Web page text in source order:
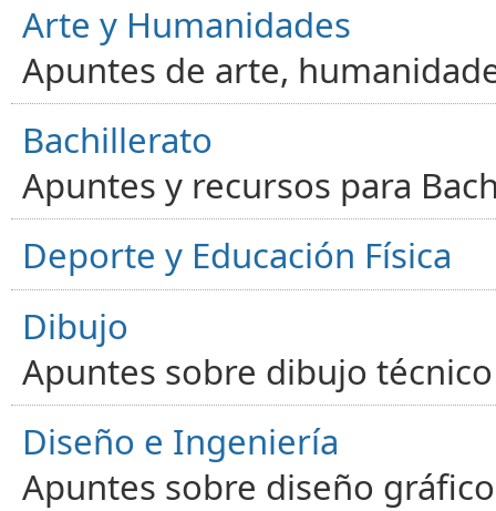
Arte y Humanidades
Apuntes de arte,
Bachillerato
Apuntes y recursos para
Deporte y Educación Física
Dibujo
Apuntes sobre dibujo
Diseño e Ingeniería
Apuntes sobre diseño